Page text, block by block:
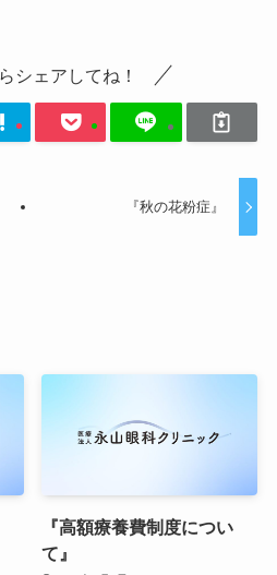
シェアしてね！
『秋の花粉症』
『高額療養費制度につい
て』